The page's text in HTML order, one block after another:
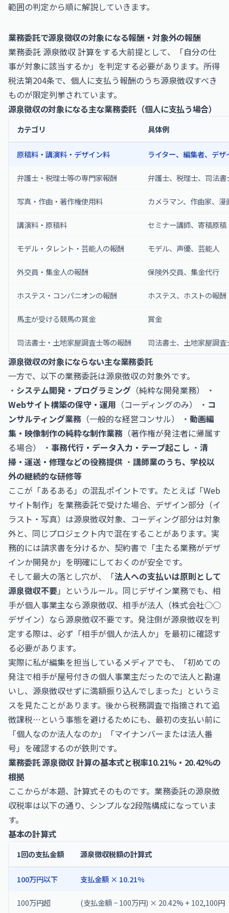
範囲の判定から順に解説していきます。
業務委託で源泉徴収の対象になる報酬・対象外の報酬
業務委託 源泉徴収 計算をする大前提として、「自分の仕
事が対象に該当するか」を判定する必要があります。所得
税法第204条で、個人に支払う報酬のうち源泉徴収すべき
ものが限定列挙されています。
源泉徴収の対象になる主な業務委託（個人に支払う場合）
カテゴリ 具体例
原稿料・講演料・デザイン料 ライター、編集者、デ
弁護士・税理士等の専門家報酬 弁護士、税理士、司法
写真・作曲・著作権使用料 カメラマン、作曲家、漫
講演料・原稿料 セミナー講師、寄稿原稿
モデル・タレント・芸能人の報酬 モデル、声優、芸能人
外交員・集金人の報酬 保険外交員、集金代行
ホステス・コンパニオンの報酬 ホステス、ホストの報酬
馬主が受ける競馬の賞金 賞金
司法書士・土地家屋調査士等の報酬 司法書士、土地家屋調
源泉徴収の対象にならない主な業務委託
一方で、以下の業務委託は源泉徴収の対象外です。
・ システム開発・プログラミング （純粋な開発業務） ・
Webサイト構築の保守・運用 （コーディングのみ） ・ コ
ンサルティング業務 （一般的な経営コンサル） ・ 動画編
集・映像制作の純粋な制作業務 （著作権が発注者に帰属す
る場合） ・ 事務代行・データ入力・テープ起こし ・ 清
掃・運送・修理などの役務提供 ・ 講師業のうち、学校以
外の継続的な研修等
ここが「あるある」の混乱ポイントです。たとえば「Web
サイト制作」を業務委託で受けた場合、デザイン部分（イ
ラスト・写真）は源泉徴収対象、コーディング部分は対象
外と、同じプロジェクト内で混在することがあります。実
務的には請求書を分けるか、契約書で「主たる業務がデザ
インか開発か」を明確にしておくのが安全です。
そして最大の落とし穴が、「法人への支払いは原則として
源泉徴収不要」というルール。同じデザイン業務でも、相
手が個人事業主なら源泉徴収、相手が法人（株式会社○○
デザイン）なら源泉徴収不要です。発注側が源泉徴収を判
定する際は、必ず「相手が個人か法人か」を最初に確認す
る必要があります。
実際に私が編集を担当しているメディアでも、「初めての
発注で相手が屋号付きの個人事業主だったので法人と勘違
いし、源泉徴収せずに満額振り込んでしまった」というミ
スを見たことがあります。後から税務調査で指摘されて追
徴課税…という事態を避けるためにも、最初の支払い前に
「個人なのか法人なのか」「マイナンバーまたは法人番
号」を確認するのが鉄則です。
業務委託 源泉徴収 計算の基本式と税率10.21%・20.42%の
根拠
ここからが本題、計算式そのものです。業務委託の源泉徴
収税率は以下の通り、シンプルな2段階構成になっていま
す。
基本の計算式
1回の支払金額 源泉徴収税額の計算式
100万円以下 支払金額 × 10.21%
100万円超 (支払金額 − 100万円) × 20.42% + 102,100円